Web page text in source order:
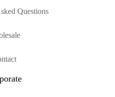
Questions